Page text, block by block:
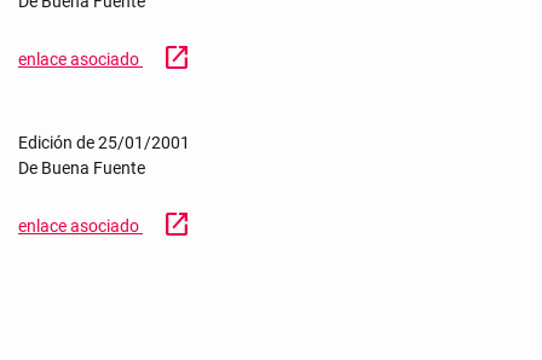
enlace asociado open_in_new
Edición de 25/01/2001
De Buena Fuente
enlace asociado open_in_new